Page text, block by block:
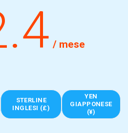
/ mese
STERLINE
INGLESI (£)
YEN
GIAPPONESE
(¥)